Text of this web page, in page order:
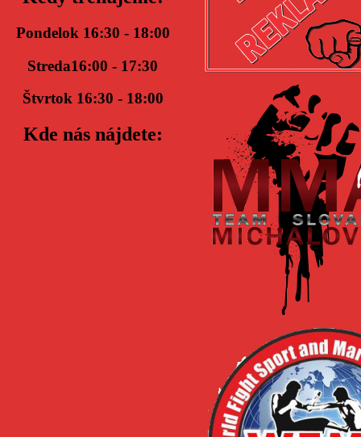
Pondelok 16:30 - 18:00
Streda16:00 - 17:30
Štvrtok 16:30 - 18:00
Kde nás nájdete: